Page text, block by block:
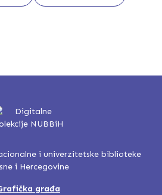
i univerzitetske biblioteke
i Hercegovine
građa